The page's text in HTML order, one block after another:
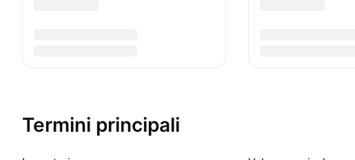
Termini principali